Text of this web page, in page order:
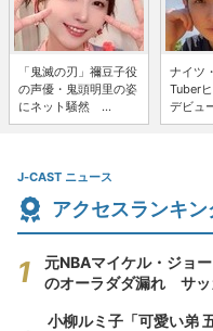
「鬼滅の刃」禰豆子役
の声優・鬼頭明里の姿
にネット騒然 ...
ナイツ
Tuber
デビュ
J-CAST ニュース
アクセスランキン
元NBAマイケル・ジョ
のオーラダダ漏れ サッ
小柳ルミ子「可愛い弟